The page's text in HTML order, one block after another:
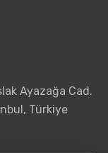
Ayazağa Cad.
Türkiye